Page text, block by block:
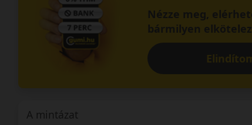
Nézze meg,
bármilyen
A mintázat